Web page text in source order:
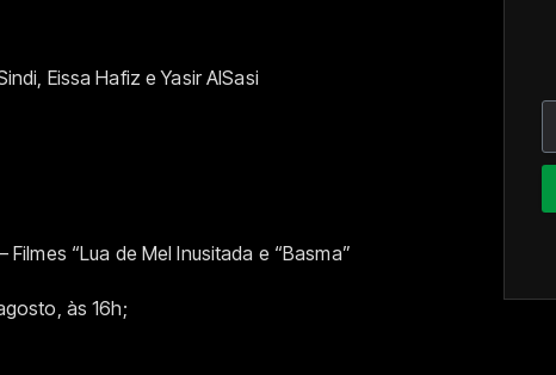
Eissa Hafiz e Yasir AlSasi
“Lua de Mel Inusitada e “Basma”
às 16h;